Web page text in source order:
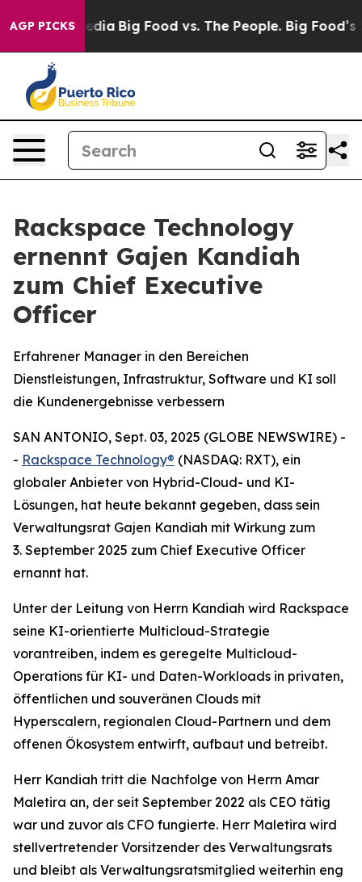
AGP PICKS
Media Big Food vs. The People. Big Food’s 239
Rackspace Technology
ernennt Gajen Kandiah
zum Chief Executive
Officer
Erfahrener Manager in den Bereichen
Dienstleistungen, Infrastruktur, Software und KI soll
die Kundenergebnisse verbessern
SAN ANTONIO, Sept. 03, 2025 (GLOBE NEWSWIRE) -
- Rackspace Technology® (NASDAQ: RXT), ein
globaler Anbieter von Hybrid-Cloud- und KI-
Lösungen, hat heute bekannt gegeben, dass sein
Verwaltungsrat Gajen Kandiah mit Wirkung zum
3. September 2025 zum Chief Executive Officer
ernannt hat.
Unter der Leitung von Herrn Kandiah wird Rackspace
seine KI-orientierte Multicloud-Strategie
vorantreiben, indem es geregelte Multicloud-
Operations für KI- und Daten-Workloads in privaten,
öffentlichen und souveränen Clouds mit
Hyperscalern, regionalen Cloud-Partnern und dem
offenen Ökosystem entwirft, aufbaut und betreibt.
Herr Kandiah tritt die Nachfolge von Herrn Amar
Maletira an, der seit September 2022 als CEO tätig
war und zuvor als CFO fungierte. Herr Maletira wird
stellvertretender Vorsitzender des Verwaltungsrats
und bleibt als Verwaltungsratsmitglied weiterhin eng